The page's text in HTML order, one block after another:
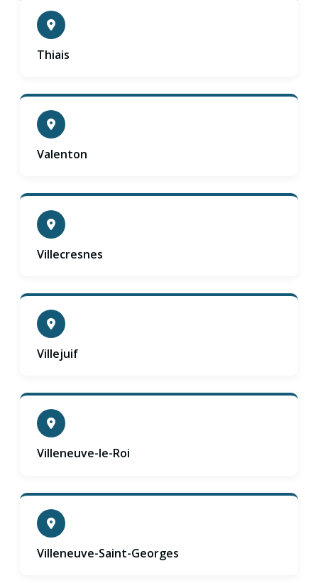
Thiais
Valenton
Villecresnes
Villejuif
Villeneuve-le-Roi
Villeneuve-Saint-Georges